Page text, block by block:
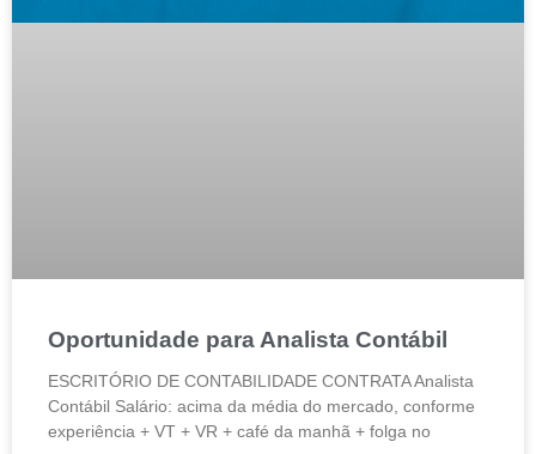
Oportunidade para Analista Contábil
ESCRITÓRIO DE CONTABILIDADE CONTRATA Analista
Contábil Salário: acima da média do mercado, conforme
experiência + VT + VR + café da manhã + folga no